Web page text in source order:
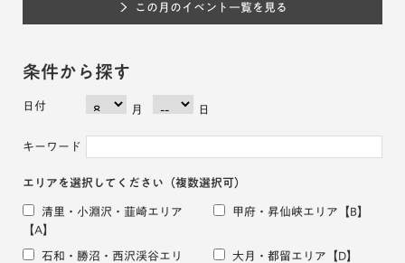
この月のイベント一覧を見る
条件から探す
日付 月 日
キーワード
エリアを選択してください （複数選択可）
清里・小淵沢・韮崎エリア
【A】
甲府・昇仙峡エリア 【B】
石和・勝沼・西沢渓谷エリ
大月・都留エリア 【D】